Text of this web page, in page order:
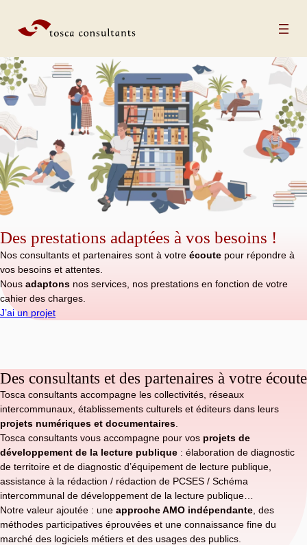
Des prestations adaptées à vos besoins !
Nos consultants et partenaires sont à votre écoute pour répondre à
vos besoins et attentes.
Nous adaptons nos services, nos prestations en fonction de votre
cahier des charges.
J’ai un projet
Des consultants et des partenaires à votre écoute
Tosca consultants accompagne les collectivités, réseaux
intercommunaux, établissements culturels et éditeurs dans leurs
projets numériques et documentaires
Tosca consultants vous accompagne pour vos projets de
développement de la lecture publique : élaboration de diagnostic
de territoire et de diagnostic d’équipement de lecture publique,
assistance à la rédaction / rédaction de PCSES / Schéma
intercommunal de développement de la lecture publique…
Notre valeur ajoutée : une approche AMO indépendante , des
méthodes participatives éprouvées et une connaissance fine du
marché des logiciels métiers et des usages des publics.